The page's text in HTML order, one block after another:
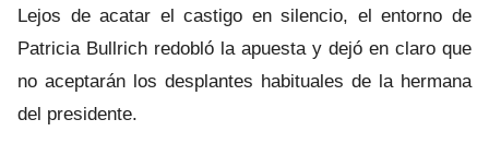
Lejos de acatar el castigo en silencio, el entorno de
Patricia Bullrich redobló la apuesta y dejó en claro que
no aceptarán los desplantes habituales de la hermana
del presidente.